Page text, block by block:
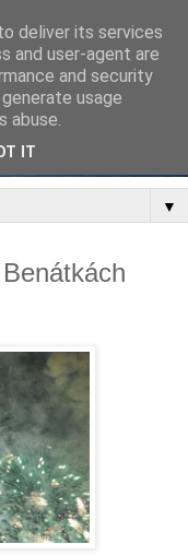
▼
deliver its services
and user-agent are
and security
usage
abuse.
IT